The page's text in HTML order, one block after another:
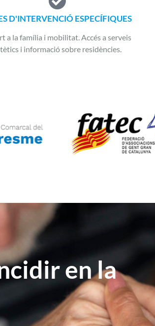
D'INTERVENCIÓ ESPECÍFIQUES
a la família i mobilitat. Accés a serveis
i informació sobre residències.
en la